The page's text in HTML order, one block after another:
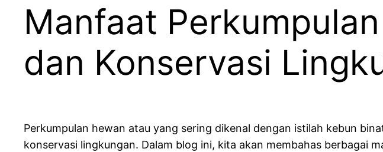
Manfaat
dan Konservasi
Perkumpulan hewan atau yang sering dikenal dengan istilah kebun
konservasi lingkungan. Dalam blog ini, kita akan membahas berbagai